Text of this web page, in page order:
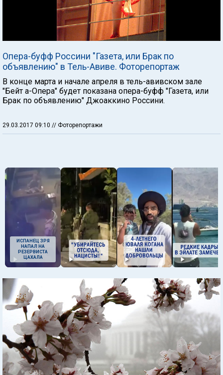
Опера-буфф Россини "Газета, или Брак по
объявлению" в Тель-Авиве. Фоторепортаж
В конце марта и начале апреля в тель-авивском зале
"Бейт а-Опера" будет показана опера-буфф "Газета, или
Брак по объявлению" Джоаккино Россини.
29.03.2017 09:10 // Фоторепортажи
ИСПАНЕЦ ЗРЯ
НАПАЛ НА
РЕЗЕРВИСТА
ЦАХАЛА